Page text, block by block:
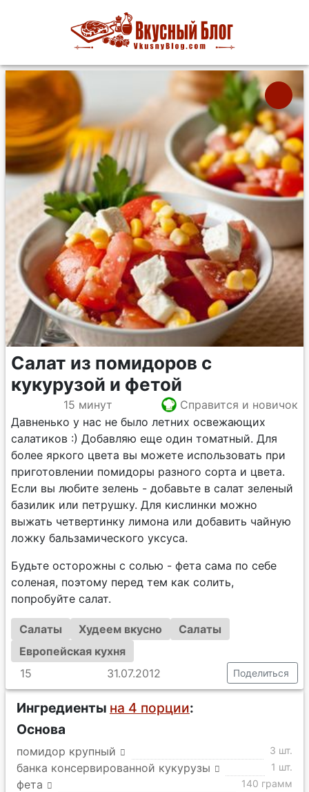
Салат из помидоров с
кукурузой и фетой
15 минут
Справится и новичок
Давненько у нас не было летних освежающих
салатиков :) Добавляю еще один томатный. Для
более яркого цвета вы можете использовать при
приготовлении помидоры разного сорта и цвета.
Если вы любите зелень - добавьте в салат зеленый
базилик или петрушку. Для кислинки можно
выжать четвертинку лимона или добавить чайную
ложку бальзамического уксуса.
Будьте осторожны с солью - фета сама по себе
соленая, поэтому перед тем как солить,
попробуйте салат.
Салаты Худеем вкусно
Салаты
Европейская кухня
15
31.07.2012 Поделиться
Ингредиенты на 4 порции:
Основа
помидор крупный 3 шт.
банка консервированной кукурузы 1 шт.
фета 140 грамм